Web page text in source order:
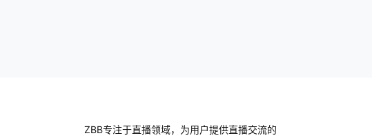
ZBB专注于直播领域，为用户提供直播交流的